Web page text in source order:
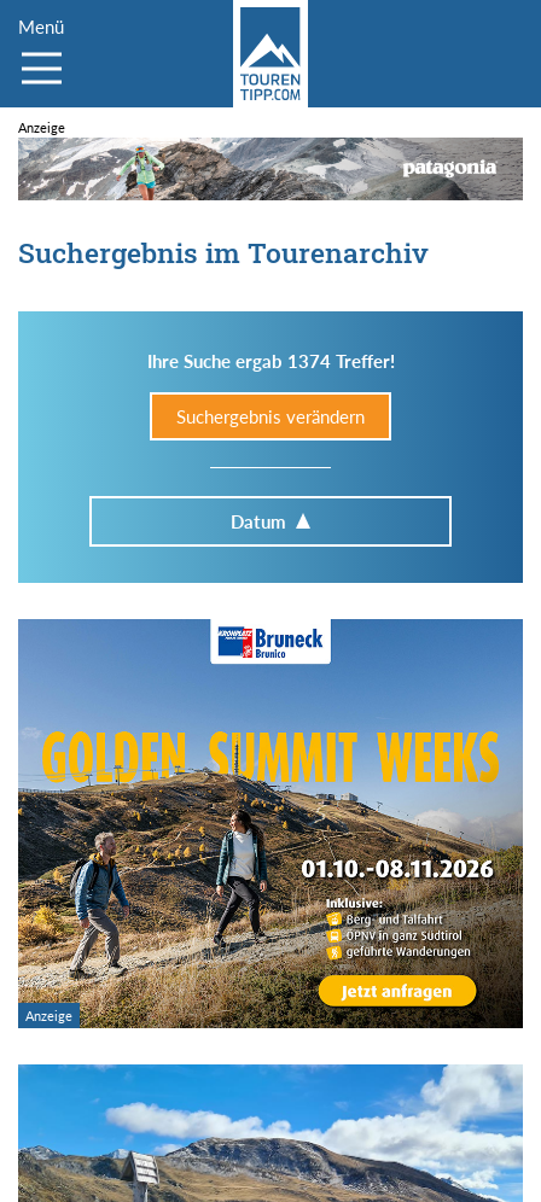
Menü
Suchergebnis im Tourenarchiv
Ihre Suche ergab 1374 Treffer!
Suchergebnis verändern
Datum
Im Tourenarchiv suchen
Region:
Gebirge:
Art der Tour:
Schwierigkeitsgrad:
bis
Kondition (Tourdauer):